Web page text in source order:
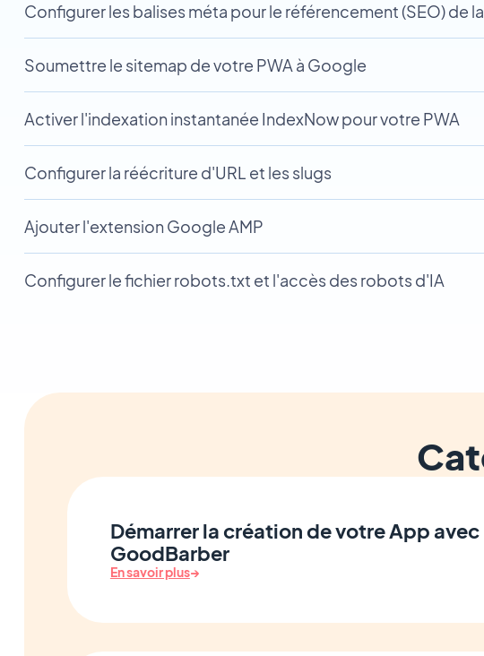
Configurer les balises méta pour le référencement (SEO) de
Soumettre le sitemap de votre PWA à Google
Activer l'indexation instantanée IndexNow pour votre PWA
Configurer la réécriture d'URL et les slugs
Ajouter l'extension Google AMP
Configurer le fichier robots.txt et l'accès des robots d'IA
Démarrer la création de votre App avec
GoodBarber
En savoir plus→